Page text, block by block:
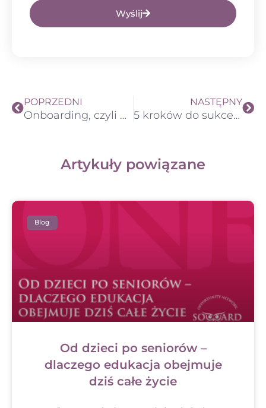
Wyślij
POPRZEDNI
Onboarding, czyli proces wdrożenia nowego franczyzobiorcy
NASTĘPNY
5 kroków do sukcesu z franczyzą edukacyjną
Artykuły powiązane
Blog
Od dzieci po seniorów –
dlaczego edukacja obejmuje
dziś całe życie